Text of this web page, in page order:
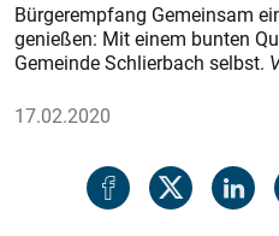
Bürgerempfang Gemeinsam
genießen: Mit einem bunten
Gemeinde Schlierbach selbst.
17.02.2020